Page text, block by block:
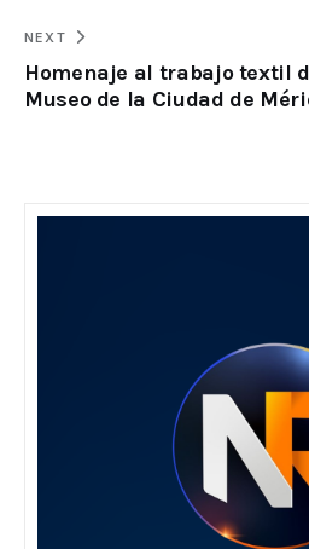
NEXT
Homenaje al trabajo textil
Museo de la Ciudad de